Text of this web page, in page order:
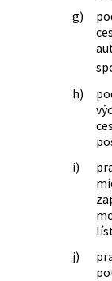
g)
h)
i)
j)